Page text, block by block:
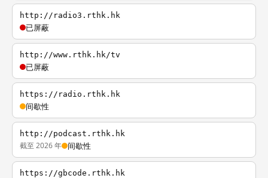
http://radio3.rthk.hk
已屏蔽
http://www.rthk.hk/tv
已屏蔽
https://radio.rthk.hk
间歇性
http://podcast.rthk.hk
截至 2026 年 间歇性
https://gbcode.rthk.hk